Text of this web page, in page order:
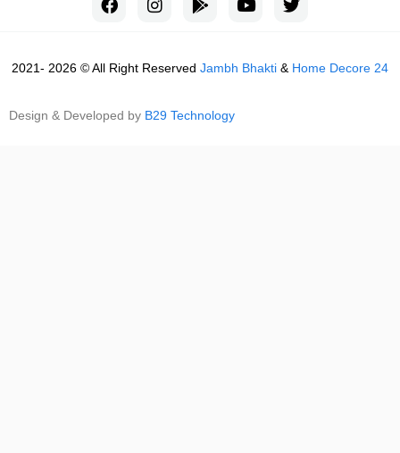
2021- 2026 © All Right Reserved Jambh Bhakti & Home Decore 24
Design & Developed by B29 Technology